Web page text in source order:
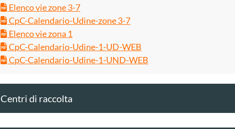
Elenco vie zone 3-7
CpC-Calendario-Udine-zone 3-7
Elenco vie zona 1
CpC-Calendario-Udine-1-UD-WEB
CpC-Calendario-Udine-1-UND-WEB
Centri di raccolta